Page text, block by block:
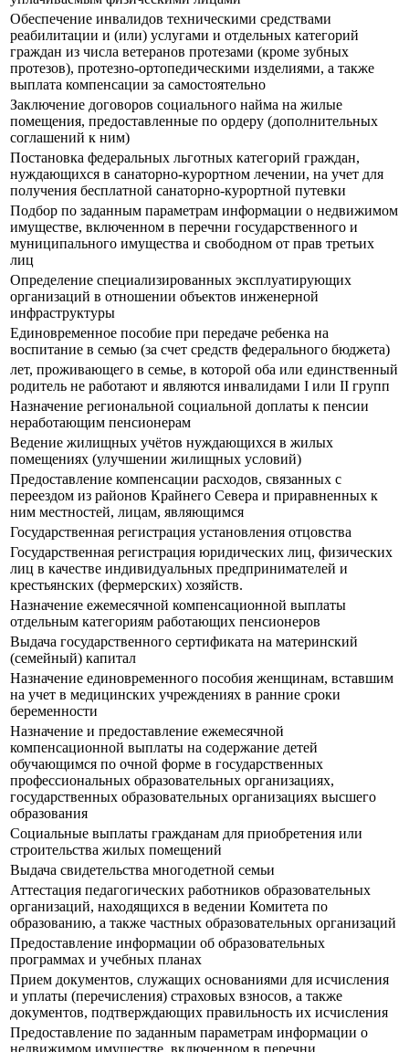
Обеспечение инвалидов техническими средствами
реабилитации и (или) услугами и отдельных категорий
граждан из числа ветеранов протезами (кроме зубных
протезов), протезно-ортопедическими изделиями, а также
выплата компенсации за самостоятельно
Заключение договоров социального найма на жилые
помещения, предоставленные по ордеру (дополнительных
соглашений к ним)
Постановка федеральных льготных категорий граждан,
нуждающихся в санаторно-курортном лечении, на учет для
получения бесплатной санаторно-курортной путевки
Подбор по заданным параметрам информации о недвижимом
имуществе, включенном в перечни государственного и
муниципального имущества и свободном от прав третьих
лиц
Определение специализированных эксплуатирующих
организаций в отношении объектов инженерной
инфраструктуры
Единовременное пособие при передаче ребенка на
воспитание в семью (за счет средств федерального бюджета)
лет, проживающего в семье, в которой оба или единственный
родитель не работают и являются инвалидами I или II групп
Назначение региональной социальной доплаты к пенсии
неработающим пенсионерам
Ведение жилищных учётов нуждающихся в жилых
помещениях (улучшении жилищных условий)
Предоставление компенсации расходов, связанных с
переездом из районов Крайнего Севера и приравненных к
ним местностей, лицам, являющимся
Государственная регистрация установления отцовства
Государственная регистрация юридических лиц, физических
лиц в качестве индивидуальных предпринимателей и
крестьянских (фермерских) хозяйств.
Назначение ежемесячной компенсационной выплаты
отдельным категориям работающих пенсионеров
Выдача государственного сертификата на материнский
(семейный) капитал
Назначение единовременного пособия женщинам, вставшим
на учет в медицинских учреждениях в ранние сроки
беременности
Назначение и предоставление ежемесячной
компенсационной выплаты на содержание детей
обучающимся по очной форме в государственных
профессиональных образовательных организациях,
государственных образовательных организациях высшего
образования
Социальные выплаты гражданам для приобретения или
строительства жилых помещений
Выдача свидетельства многодетной семьи
Аттестация педагогических работников образовательных
организаций, находящихся в ведении Комитета по
образованию, а также частных образовательных организаций
Предоставление информации об образовательных
программах и учебных планах
Прием документов, служащих основаниями для исчисления
и уплаты (перечисления) страховых взносов, а также
документов, подтверждающих правильность их исчисления
Предоставление по заданным параметрам информации о
недвижимом имуществе, включенном в перечни